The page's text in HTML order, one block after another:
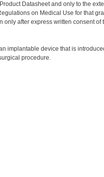
Datasheet and only to the
on Medical Use for that
after express written consent
implantable device that is
procedure.